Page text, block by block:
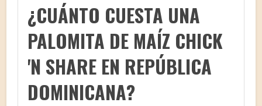
¿CUÁNTO CUESTA UNA
PALOMITA DE MAÍZ CHICK
'N SHARE EN REPÚBLICA
DOMINICANA?